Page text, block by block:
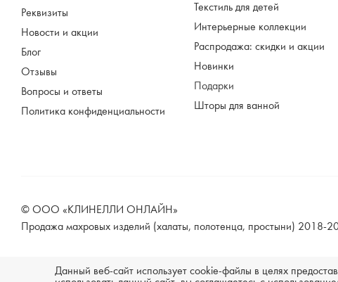
Реквизиты
Новости и акции
Блог
Отзывы
Вопросы и ответы
Политика конфиденциальности
Текстиль для детей
Интерьерные коллекции
Распродажа: скидки и акции
Новинки
Подарки
Шторы для ванной
© ООО «КЛИНЕЛЛИ ОНЛАЙН»
Продажа махровых изделий (халаты, полотенца, простыни) 2018-
Данный веб-сайт использует cookie-файлы в целях